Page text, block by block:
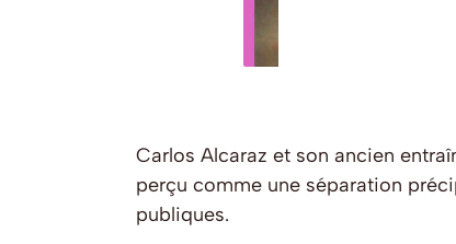
Carlos Alcaraz et son ancien
perçu comme une séparation
publiques.